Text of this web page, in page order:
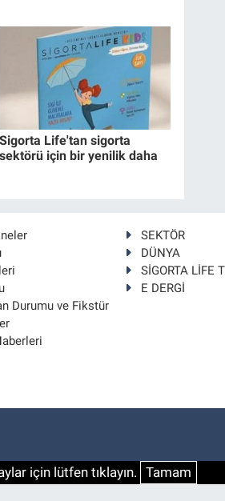
Sigorta Life'tan sigorta
sektörü için bir yenilik daha
Durumu ve Fikstür
SEKTÖR
DÜNYA
SİGORTA LİFE
E DERGİ
için lütfen tıklayın. Tamam